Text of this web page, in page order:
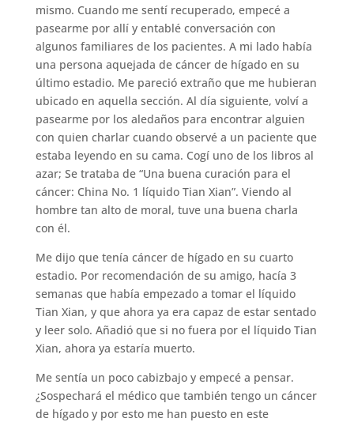
mismo. Cuando me sentí recuperado, empecé a
pasearme por allí y entablé conversación con
algunos familiares de los pacientes. A mi lado había
una persona aquejada de cáncer de hígado en su
último estadio. Me pareció extraño que me hubieran
ubicado en aquella sección. Al día siguiente, volví a
pasearme por los aledaños para encontrar alguien
con quien charlar cuando observé a un paciente que
estaba leyendo en su cama. Cogí uno de los libros al
azar; Se trataba de “Una buena curación para el
cáncer: China No. 1 líquido Tian Xian”. Viendo al
hombre tan alto de moral, tuve una buena charla
con él.
Me dijo que tenía cáncer de hígado en su cuarto
estadio. Por recomendación de su amigo, hacía 3
semanas que había empezado a tomar el líquido
Tian Xian, y que ahora ya era capaz de estar sentado
y leer solo. Añadió que si no fuera por el líquido Tian
Xian, ahora ya estaría muerto.
Me sentía un poco cabizbajo y empecé a pensar.
¿Sospechará el médico que también tengo un cáncer
de hígado y por esto me han puesto en este